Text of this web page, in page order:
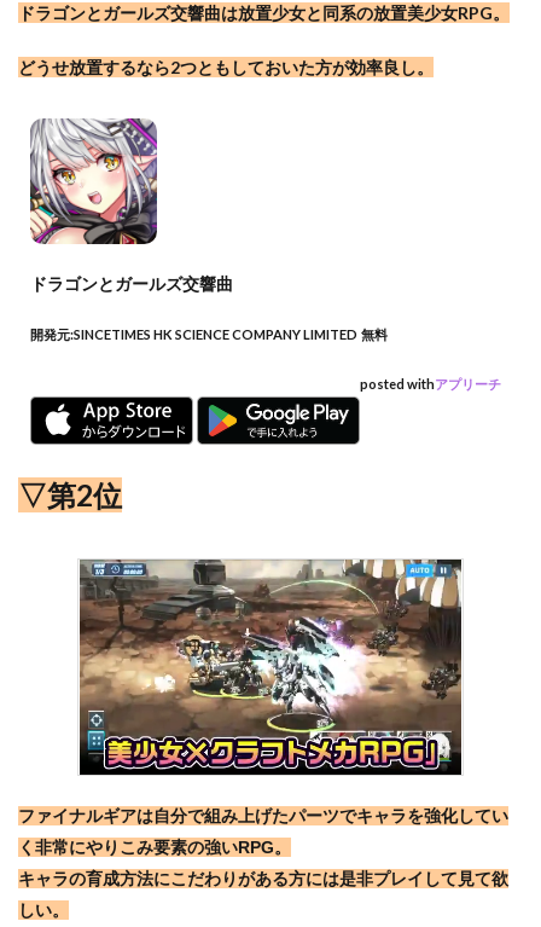
ドラゴンとガールズ交響曲は放置少女と同系の放置美少女RPG。
どうせ放置するなら2つともしておいた方が効率良し。
ドラゴンとガールズ交響曲
開発元:SINCETIMES HK SCIENCE COMPANY LIMITED 無料
posted withアプリーチ
▽第2位
ファイナルギアは自分で組み上げたパーツでキャラを強化してい
く非常にやりこみ要素の強いRPG。
キャラの育成方法にこだわりがある方には是非プレイして見て欲
しい。